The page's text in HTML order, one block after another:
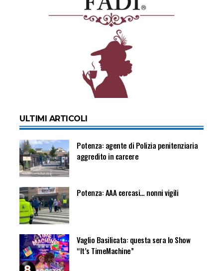
ULTIMI ARTICOLI
Potenza: agente di Polizia penitenziaria
aggredito in carcere
Potenza: AAA cercasi… nonni vigili
Vaglio Basilicata: questa sera lo Show
“It’s TimeMachine”